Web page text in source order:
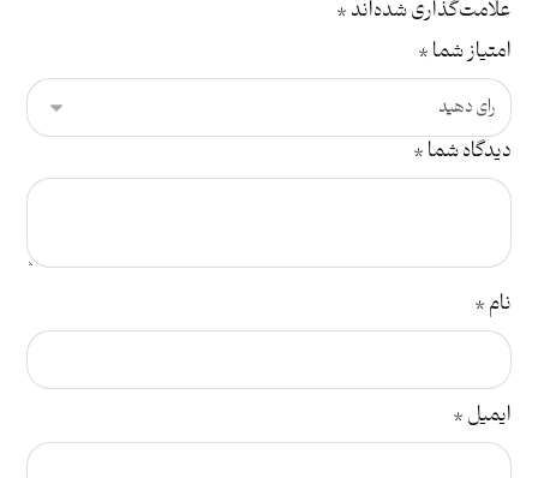
علامت‌گذاری شده‌اند*
امتیاز شما*
دیدگاه شما*
نام*
ایمیل*